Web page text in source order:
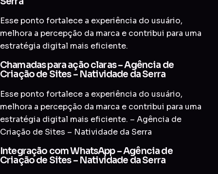
Esse ponto fortalece a experiência do usuário,
melhora a percepção da marca e contribui para uma
estratégia digital mais eficiente.
Chamadas para ação claras – Agência de
Criação de Sites – Natividade da Serra
Esse ponto fortalece a experiência do usuário,
melhora a percepção da marca e contribui para uma
estratégia digital mais eficiente. – Agência de
Criação de Sites – Natividade da Serra
Integração com WhatsApp – Agência de
Criação de Sites – Natividade da Serra